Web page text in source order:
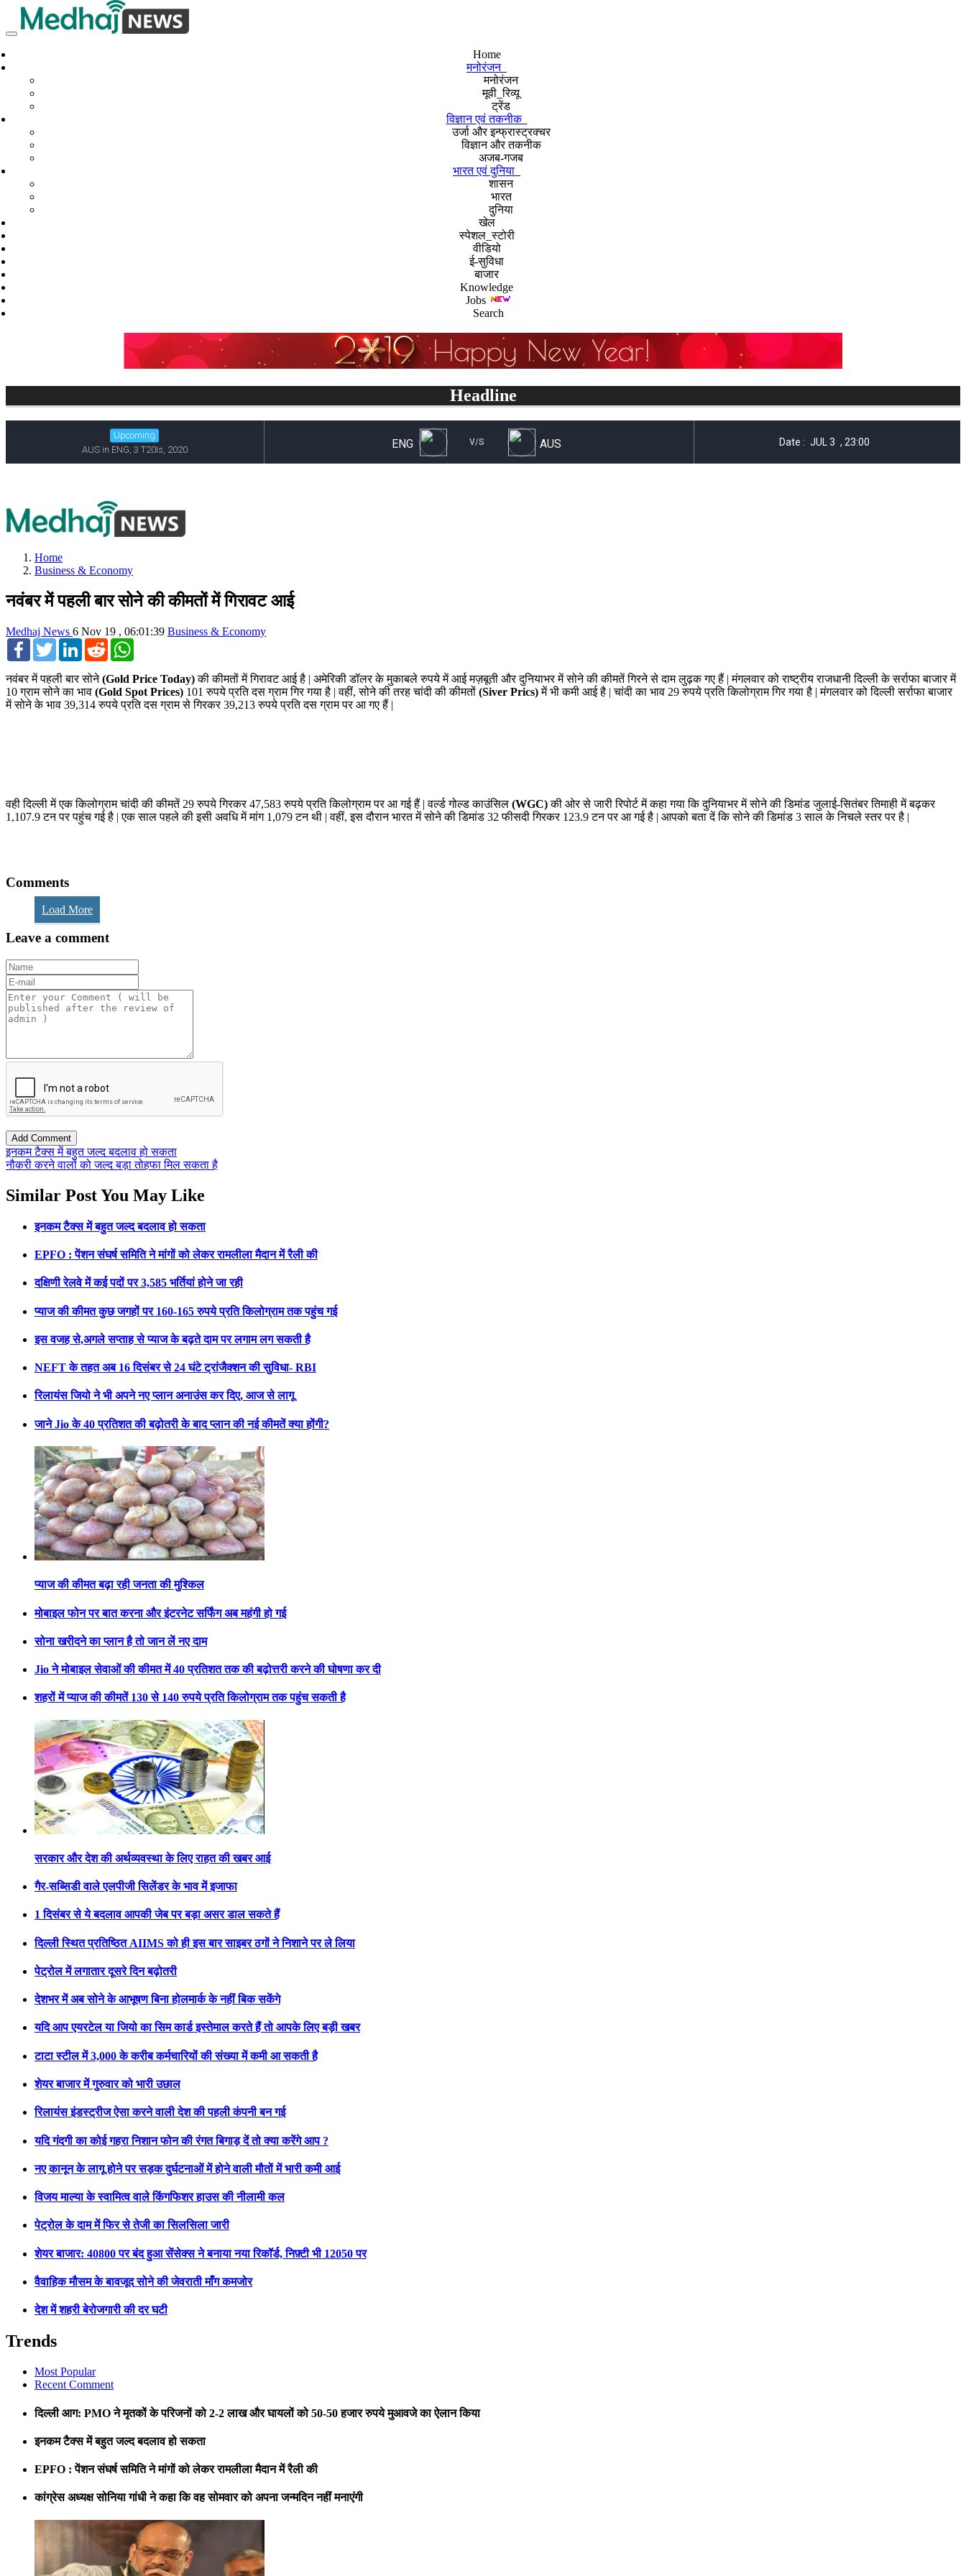
Home
मनोरंजन
मनोरंजन
मूवी_रिव्यू
ट्रेंड
विज्ञान एवं तकनीक
उर्जा और इन्फ्रास्ट्रक्चर
विज्ञान और तकनीक
अजब-गजब
भारत एवं दुनिया
शासन
भारत
दुनिया
खेल
स्पेशल_स्टोरी
वीडियो
ई-सुविधा
बाजार
Knowledge
Jobs
Search
Headline
Home
Business & Economy
नवंबर में पहली बार सोने की कीमतों में गिरावट आई
Medhaj News 6 Nov 19 , 06:01:39 Business & Economy
FacebookTwitterLinkedInReddit
नवंबर में पहली बार सोने(Gold Price Today)की कीमतों में गिरावट आई है | अमेरिकी डॉलर के मुकाबले रुपये में आई मज़बूती और दुनियाभर में सोने की कीमतें गिरने से दाम लुढ़क गए हैं | मंगलवार को राष्ट्रीय राजधानी दिल्ली के सर्राफा बाजार में
10 ग्राम सोने का भाव (Gold Spot Prices) 101 रुपये प्रति दस ग्राम गिर गया है | वहीं, सोने की तरह चांदी की कीमतों (Siver Prics)में भी कमी आई है | चांदी का भाव 29 रुपये प्रति किलोग्राम गिर गया है | मंगलवार को दिल्ली सर्राफा बाजार
में सोने के भाव 39,314 रुपये प्रति दस ग्राम से गिरकर 39,213 रुपये प्रति दस ग्राम पर आ गए हैं |
वही दिल्ली में एक किलोग्राम चांदी की कीमतें 29 रुपये गिरकर 47,583 रुपये प्रति किलोग्राम पर आ गई हैं | वर्ल्ड गोल्ड काउंसिल (WGC)की ओर से जारी रिपोर्ट में कहा गया कि दुनियाभर में सोने की डिमांड जुलाई-सितंबर तिमाही में बढ़कर
1,107.9 टन पर पहुंच गई है | एक साल पहले की इसी अवधि में मांग 1,079 टन थी | वहीं, इस दौरान भारत में सोने की डिमांड 32 फीसदी गिरकर 123.9 टन पर आ गई है | आपको बता दें कि सोने की डिमांड 3 साल के निचले स्तर पर है |
Comments
Load More
Leave a comment
इनकम टैक्स में बहुत जल्द बदलाव हो सकता
नौकरी करने वालों को जल्द बड़ा तोहफा मिल सकता है
Similar Post You May Like
इनकम टैक्स में बहुत जल्द बदलाव हो सकता
EPFO : पेंशन संघर्ष समिति ने मांगों को लेकर रामलीला मैदान में रैली की
दक्षिणी रेलवे में कई पदों पर 3,585 भर्तियां होने जा रही
प्याज की कीमत कुछ जगहों पर 160-165 रुपये प्रति किलोग्राम तक पहुंच गई
इस वजह से,अगले सप्ताह से प्याज के बढ़ते दाम पर लगाम लग सकती है
NEFT के तहत अब 16 दिसंबर से 24 घंटे ट्रांजैक्शन की सुविधा- RBI
रिलायंस जियो ने भी अपने नए प्लान अनाउंस कर दिए, आज से लागू
जाने Jio के 40 प्रतिशत की बढ़ोतरी के बाद प्लान की नई कीमतें क्या होंगी?
प्याज की कीमत बढ़ा रही जनता की मुश्किल
मोबाइल फोन पर बात करना और इंटरनेट सर्फिंग अब महंगी हो गई
सोना खरीदने का प्लान है तो जान लें नए दाम
Jio ने मोबाइल सेवाओं की कीमत में 40 प्रतिशत तक की बढ़ोत्तरी करने की घोषणा कर दी
शहरों में प्याज की कीमतें 130 से 140 रुपये प्रति किलोग्राम तक पहुंच सकती है
सरकार और देश की अर्थव्यवस्था के लिए राहत की खबर आई
गैर-सब्सिडी वाले एलपीजी सिलेंडर के भाव में इजाफा
1 दिसंबर से ये बदलाव आपकी जेब पर बड़ा असर डाल सकते हैं
दिल्ली स्थित प्रतिष्ठित AIIMS को ही इस बार साइबर ठगों ने निशाने पर ले लिया
पेट्रोल में लगातार दूसरे दिन बढ़ोतरी
देशभर में अब सोने के आभूषण बिना होलमार्क के नहीं बिक सकेंगे
यदि आप एयरटेल या जियो का सिम कार्ड इस्तेमाल करते हैं तो आपके लिए बड़ी खबर
टाटा स्टील में 3,000 के करीब कर्मचारियों की संख्या में कमी आ सकती है
शेयर बाजार में गुरुवार को भारी उछाल
रिलायंस इंडस्ट्रीज ऐसा करने वाली देश की पहली कंपनी बन गई
यदि गंदगी का कोई गहरा निशान फोन की रंगत बिगाड़ दें तो क्या करेंगे आप ?
नए कानून के लागू होने पर सड़क दुर्घटनाओं में होने वाली मौतों में भारी कमी आई
विजय माल्या के स्वामित्व वाले किंगफिशर हाउस की नीलामी कल
पेट्रोल के दाम में फिर से तेजी का सिलसिला जारी
शेयर बाजार: 40800 पर बंद हुआ सेंसेक्स ने बनाया नया रिकॉर्ड, निफ़्टी भी 12050 पर
वैवाहिक मौसम के बावजूद सोने की जेवराती माँग कमजोर
देश में शहरी बेरोजगारी की दर घटी
Trends
Most Popular
Recent Comment
दिल्ली आग: PMO ने मृतकों के परिजनों को 2-2 लाख और घायलों को 50-50 हजार रुपये मुआवजे का ऐलान किया
इनकम टैक्स में बहुत जल्द बदलाव हो सकता
EPFO : पेंशन संघर्ष समिति ने मांगों को लेकर रामलीला मैदान में रैली की
कांग्रेस अध्यक्ष सोनिया गांधी ने कहा कि वह सोमवार को अपना जन्मदिन नहीं मनाएंगी